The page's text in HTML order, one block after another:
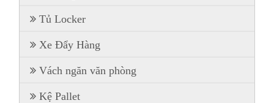
Tủ Locker
Xe Đẩy Hàng
Vách ngăn văn phòng
Kệ Pallet